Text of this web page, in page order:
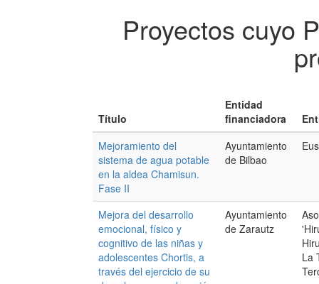
Proyectos cuyo
Título
Entidad
financiadora
Mejoramiento del
sistema de agua potable
en la aldea Chamisun.
Fase II
Ayuntamiento
de Bilbao
Mejora del desarrollo
emocional, físico y
cognitivo de las niñas y
adolescentes Chortis, a
través del ejercicio de su
Ayuntamiento
de Zarautz
La